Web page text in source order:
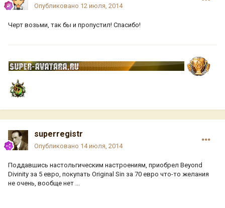
Опубликовано 12 июля, 2014
Черт возьми, так бы и пропустил! Спасибо!
superregistr
Опубликовано 14 июля, 2014
Поддавшись настольгическим настроениям, приобрел Beyond
Divinity за 5 евро, покупать Original Sin за 70 евро что-то желания
не очень, вообще нет ...